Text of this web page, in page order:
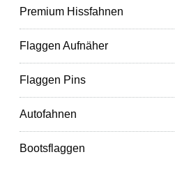
Premium Hissfahnen
Flaggen Aufnäher
Flaggen Pins
Autofahnen
Bootsflaggen